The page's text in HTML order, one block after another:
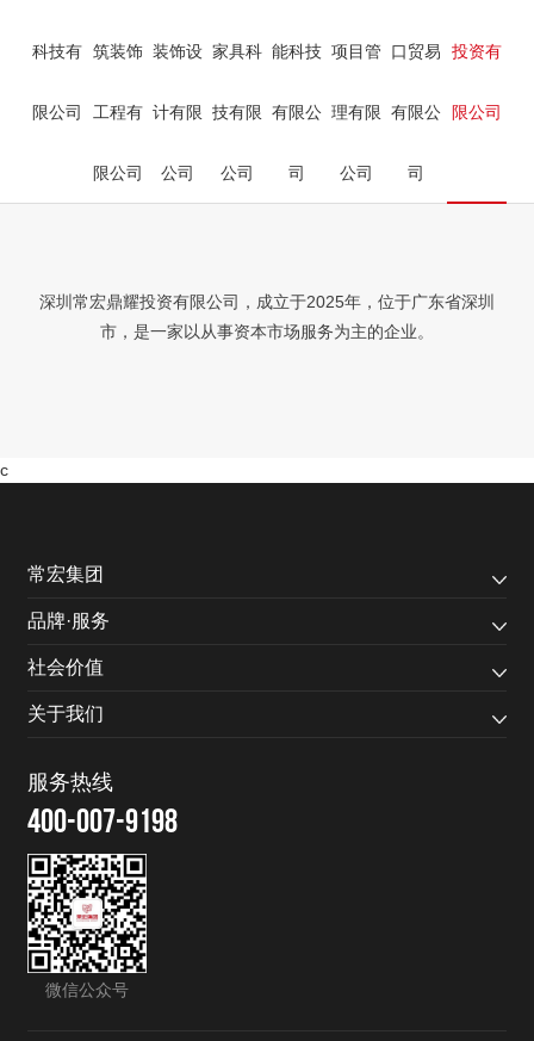
科技有
限公司
筑装饰
工程有
限公司
装饰设
计有限
公司
家具科
技有限
公司
能科技
有限公
司
项目管
理有限
公司
口贸易
有限公
司
投资有
限公司
深圳常宏鼎耀投资有限公司，成立于2025年，位于广东省深圳
市，是一家以从事资本市场服务为主的企业。
c
常宏集团
品牌·服务
社会价值
关于我们
服务热线
400-007-9198
微信公众号